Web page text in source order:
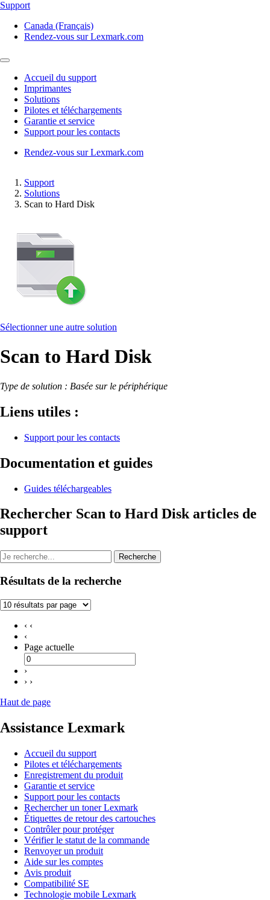
Support
Canada (Français)
Rendez-vous sur Lexmark.com
Accueil du support
Imprimantes
Solutions
Pilotes et téléchargements
Garantie et service
Support pour les contacts
Rendez-vous sur Lexmark.com
Support
Solutions
Scan to Hard Disk
Sélectionner une autre solution
Scan to Hard Disk
Type de solution : Basée sur le périphérique
Liens utiles :
Support pour les contacts
Documentation et guides
Guides téléchargeables
Rechercher Scan to Hard Disk articles de
support
Recherche
Résultats de la recherche
‹ ‹
‹
Page actuelle
›
› ›
Haut de page
Assistance Lexmark
Accueil du support
Pilotes et téléchargements
Enregistrement du produit
Garantie et service
Support pour les contacts
Rechercher un toner Lexmark
Étiquettes de retour des cartouches
Contrôler pour protéger
Vérifier le statut de la commande
Renvoyer un produit
Aide sur les comptes
Avis produit
Compatibilité SE
Technologie mobile Lexmark